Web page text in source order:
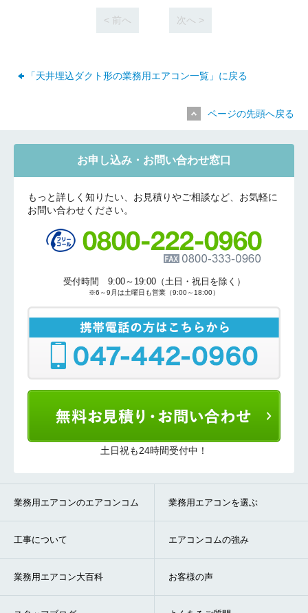
< 前へ 次へ >
「天井埋込ダクト形の業務用エアコン一覧」に戻る
ページの先頭へ戻る
お申し込み・お問い合わせ窓口
もっと詳しく知りたい、お見積りやご相談など、お気軽に
お問い合わせください。
受付時間 9:00～19:00（土日・祝日を除く）
※6～9月は土曜日も営業（9:00～18:00）
土日祝も24時間受付中！
業務用エアコンのエアコンコム 業務用エアコンを選ぶ
工事について エアコンコムの強み
業務用エアコン大百科 お客様の声